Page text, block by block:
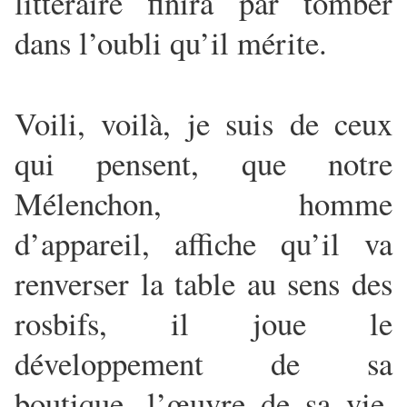
dans l’oubli qu’il mérite.
Voili, voilà, je suis de ceux
qui pensent, que notre
Mélenchon, homme
d’appareil, affiche qu’il va
renverser la table au sens des
rosbifs, il joue le
développement de sa